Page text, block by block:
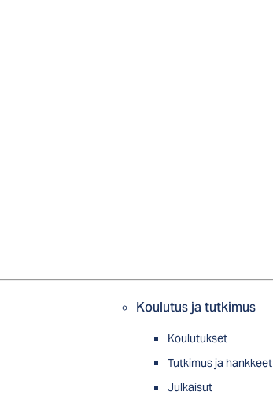
Koulutus ja tutkimus
Koulutukset
Tutkimus ja hankkeet
Julkaisut